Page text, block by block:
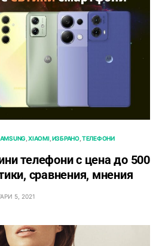
XIAOMI ИЗБРАНО ТЕЛЕФОНИ
телефони с ценa до 500
сравнения, мнения
5, 2021